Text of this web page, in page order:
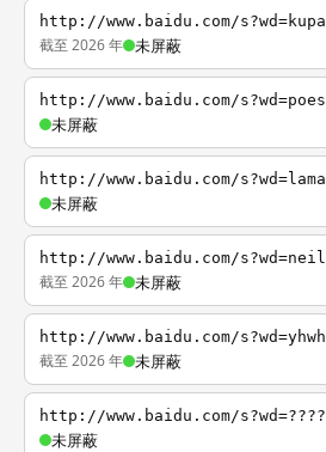
http://www.baidu.com/s?wd=kupa
截至 2026 年 未屏蔽
http://www.baidu.com/s?wd=poes
未屏蔽
http://www.baidu.com/s?wd=lama
未屏蔽
http://www.baidu.com/s?wd=neil
截至 2026 年 未屏蔽
http://www.baidu.com/s?wd=yhwh
截至 2026 年 未屏蔽
http://www.baidu.com/s?wd=????
未屏蔽